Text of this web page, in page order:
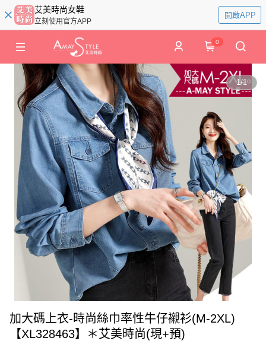
艾美時尚女鞋
立刻使用官方APP
開啟APP
0
1/1
加大碼上衣-時尚絲巾率性牛仔襯衫(M-2XL)
【XL328463】＊艾美時尚(現+預)